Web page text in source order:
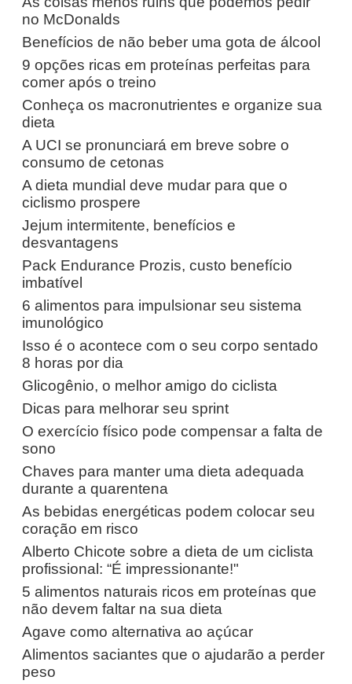
no McDonalds
Benefícios de não beber uma gota de álcool
9 opções ricas em proteínas perfeitas para
comer após o treino
Conheça os macronutrientes e organize sua
dieta
A UCI se pronunciará em breve sobre o
consumo de cetonas
A dieta mundial deve mudar para que o
ciclismo prospere
Jejum intermitente, benefícios e
desvantagens
Pack Endurance Prozis, custo benefício
imbatível
6 alimentos para impulsionar seu sistema
imunológico
Isso é o acontece com o seu corpo sentado
8 horas por dia
Glicogênio, o melhor amigo do ciclista
Dicas para melhorar seu sprint
O exercício físico pode compensar a falta de
sono
Chaves para manter uma dieta adequada
durante a quarentena
As bebidas energéticas podem colocar seu
coração em risco
Alberto Chicote sobre a dieta de um ciclista
profissional: “É impressionante!"
5 alimentos naturais ricos em proteínas que
não devem faltar na sua dieta
Agave como alternativa ao açúcar
Alimentos saciantes que o ajudarão a perder
peso